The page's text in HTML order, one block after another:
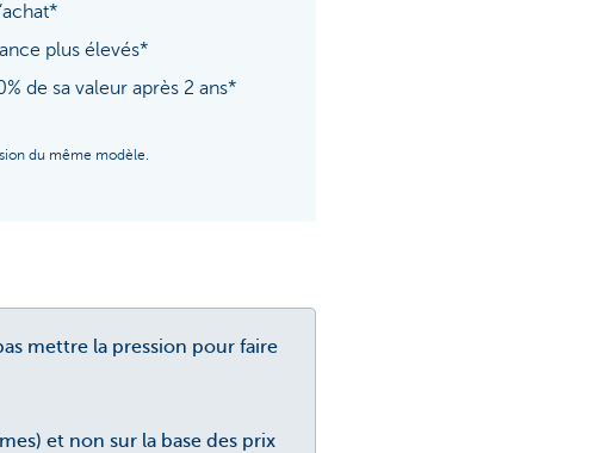
plus élevés*
de sa valeur après 2 ans*
du même modèle.
mettre la pression pour faire
et non sur la base des prix